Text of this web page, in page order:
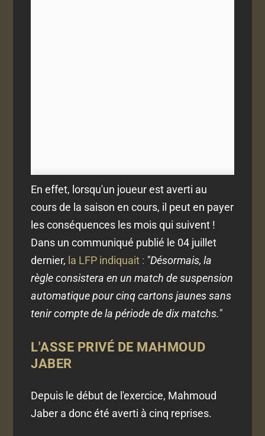
En effet, lorsqu'un joueur est averti au
cours de la saison en cours, il peut en payer
les conséquences les mois qui suivent !
Dans un communiqué publié le 04 juillet
dernier, la LFP indiquait : "Désormais, la
règle consistera en un match de suspension
automatique pour cinq cartons jaunes sans
tenir compte de la période de dix matchs."
L'ASSE PRIVÉ DE MAHMOUD
JABER
Depuis le début de l'exercice, Mahmoud
Jaber a donc été averti à cinq reprises.